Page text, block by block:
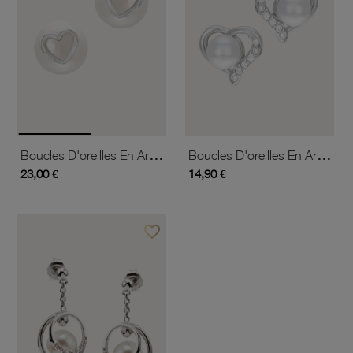
Boucles D'oreilles En Argent Rhodié Et Perle De Culture, Coeur
23,00 €
Boucles D'oreilles En Argent Rhodié, Oxydes De Zirconium Et Perle D'imitation, Coeur
14,90 €
favorite_borderAjouter à vos favoris